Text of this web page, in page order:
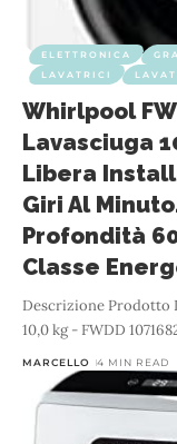
ELETTRONICA
LAVATRICI
Whirlpool
Lavasciuga
Libera
Giri Al
Profondità
Classe
Descrizione Prodotto
10,0 kg - FWDD
MARCELLO 4 MIN READ